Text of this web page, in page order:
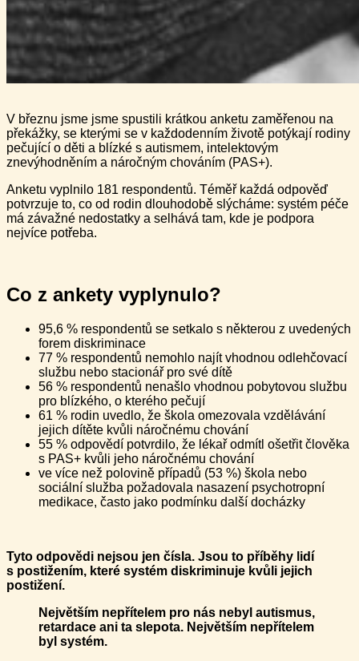
V březnu jsme jsme spustili krátkou anketu zaměřenou na
překážky, se kterými se v každodenním životě potýkají rodiny
pečující o děti a blízké s autismem, intelektovým
znevýhodněním a náročným chováním (PAS+).
Anketu vyplnilo 181 respondentů. Téměř každá odpověď
potvrzuje to, co od rodin dlouhodobě slýcháme: systém péče
má závažné nedostatky a selhává tam, kde je podpora
nejvíce potřeba.
Co z ankety vyplynulo?
95,6 % respondentů se setkalo s některou z uvedených
forem diskriminace
77 % respondentů nemohlo najít vhodnou odlehčovací
službu nebo stacionář pro své dítě
56 % respondentů nenašlo vhodnou pobytovou službu
pro blízkého, o kterého pečují
61 % rodin uvedlo, že škola omezovala vzdělávání
jejich dítěte kvůli náročnému chování
55 % odpovědí potvrdilo, že lékař odmítl ošetřit člověka
s PAS+ kvůli jeho náročnému chování
ve více než polovině případů (53 %) škola nebo
sociální služba požadovala nasazení psychotropní
medikace, často jako podmínku další docházky
Tyto odpovědi nejsou jen čísla. Jsou to příběhy lidí
s postižením, které systém diskriminuje kvůli jejich
postižení.
Největším nepřítelem pro nás nebyl autismus,
retardace ani ta slepota. Největším nepřítelem
byl systém.